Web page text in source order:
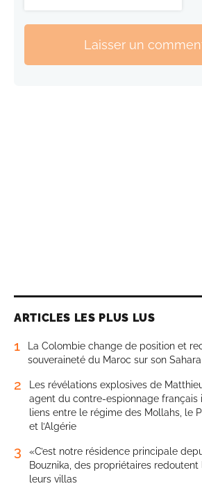
Laisser un
ARTICLES LES PLUS LUS
1
La Colombie change de position et
souveraineté du Maroc sur son Sahara
2
Les révélations explosives de
agent du contre-espionnage français
liens entre le régime des Mollahs, le
et l’Algérie
3
«C’est notre résidence principale
Bouznika, des propriétaires
leurs villas